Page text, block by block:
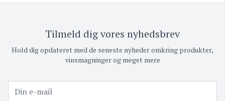
Tilmeld dig vores nyhedsbrev
Hold dig opdateret med de seneste nyheder omkring produkter,
vinsmagninger og meget mere